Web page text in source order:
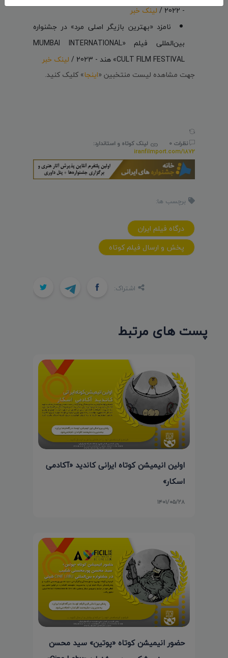
- 2022 /
لینک خبر
نامزد «بهترین بازیگر اصلی مرد» در جشنواره
بین‌المللی فیلم «MUMBAI INTERNATIONAL
CULT FILM FESTIVAL» هند - 2023 /
لینک خبر
جهت مشاهده لیست منتخبین «اینجا» کلیک کنید.
نظرات 0
لینک کوتاه و استاندارد:
iranfilmport.com/1872
برچسب ها:
درگاه فيلم ايران
پخش و ارسال فيلم کوتاه
اشتراک:
پست های مرتبط
اولین انیمیشن کوتاه ایرانی کاندید «آکادمی
اسکار»
۱۴۰۱/۰۵/۲۸
حضور انیمیشن کوتاه «پوتین» سید محسن